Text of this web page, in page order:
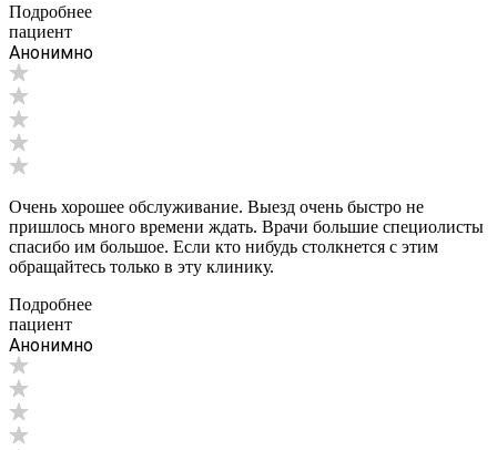
Подробнее
пациент
Анонимно
Очень хорошее обслуживание. Выезд очень быстро не
пришлось много времени ждать. Врачи большие специолисты
спасибо им большое. Если кто нибудь столкнется с этим
обращайтесь только в эту клинику.
Подробнее
пациент
Анонимно